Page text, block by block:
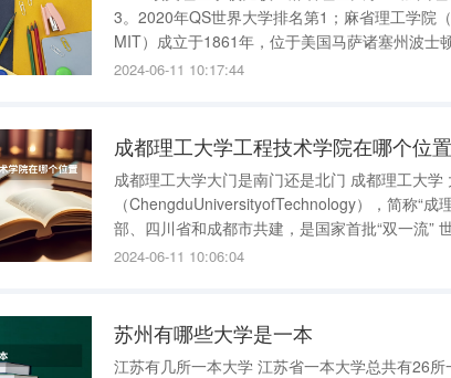
3。2020年QS世界大学排名第1；麻省理工学院
MIT）成立于1861年，位于美国马萨诸塞州波士
工素以理工闻名于世，但近年来，麻省理工学院
2024-06-11 10:17:44
成都理工大学工程技术学院在哪个位置
成都理工大学大门是南门还是北门 成都理工大学 大门是北门。 成都理工大学
（ChengduUniversityofTechnology），简称“
部、四川省和成都市共建，是国家首批“双一流”
2024-06-11 10:06:04
苏州有哪些大学是一本
江苏有几所一本大学 江苏省一本大学总共有26所一本大学，包括南京大学、东南大学、南京航空